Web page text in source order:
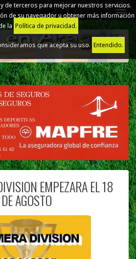
de terceros para mejorar nuestros servicios.
de su navegador u obtener más información
la Política de privacidad.
que acepta su uso.Entendido.
EMPEZARA EL 18
DE AGOSTO